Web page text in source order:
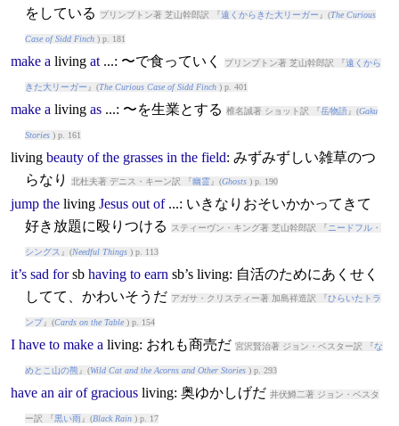
をしている
プリンプトン著 芝山幹郎訳 『遠くからきた大リーガー 』(The Curious
Case of Sidd Finch) p. 181
make a living at...: 〜で食っていく プリンプトン著 芝山幹郎訳 『遠くから
きた大リーガー 』(The Curious Case of Sidd Finch) p. 401
make a living as...: 〜を生業とする 椎名誠著 ショット訳 『岳物語』(Gaku
Stories) p. 161
living beauty of the grasses in the field: みずみずしい雑草のつ
らなり
北杜夫著 デニス・キーン訳 『 幽霊』(Ghosts) p. 190
jump the living Jesus out of...: いきなりおそいかかってきて
好き放題に殴りつける
スティーヴン・キング著 芝山幹郎訳 『 ニードフル・
シングス 』(Needful Things) p. 113
it’s sad forsb having to earnsb’s living: 自活のためにあくせく
してて、かわいそうだ アガサ・クリスティー著 加島祥造訳 『ひらいたトラ
ンプ』(Cards on the Table) p. 154
I have to make a living: おれも商売だ 宮沢賢治著 ジョン・ベスター訳 『な
めとこ山の熊 』(Wild Cat and the Acorns and Other Stories) p. 293
have an air of gracious living: 奥ゆかしげだ 井伏鱒二著 ジョン・ベスタ
ー訳 『黒い雨 』(Black Rain) p. 17